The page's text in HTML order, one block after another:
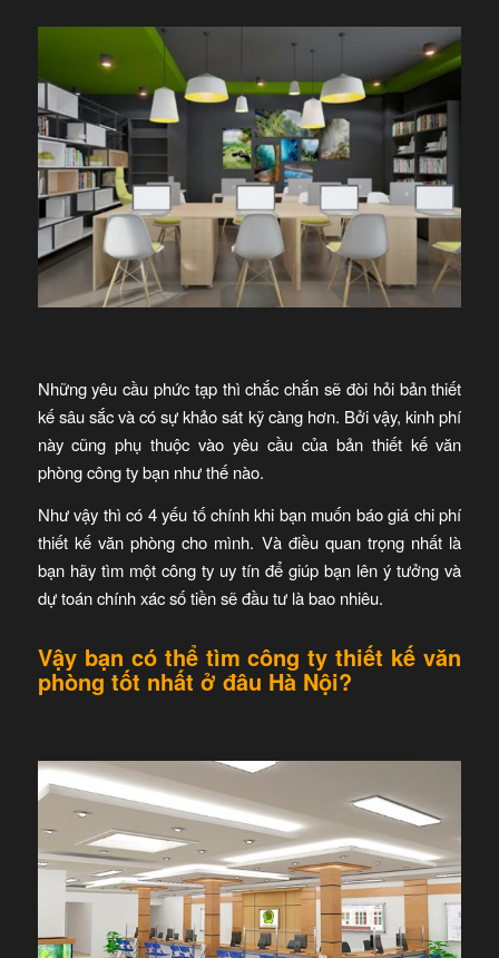
Những yêu cầu phức tạp thì chắc chắn sẽ đòi hỏi bản thiết
kế sâu sắc và có sự khảo sát kỹ càng hơn. Bởi vậy, kinh phí
này cũng phụ thuộc vào yêu cầu của bản thiết kế văn
phòng công ty bạn như thế nào.
Như vậy thì có 4 yếu tố chính khi bạn muốn báo giá chi phí
thiết kế văn phòng cho mình. Và điều quan trọng nhất là
bạn hãy tìm một công ty uy tín để giúp bạn lên ý tưởng và
dự toán chính xác số tiền sẽ đầu tư là bao nhiêu.
Vậy bạn có thể tìm công ty thiết kế văn
phòng tốt nhất ở đâu Hà Nội?